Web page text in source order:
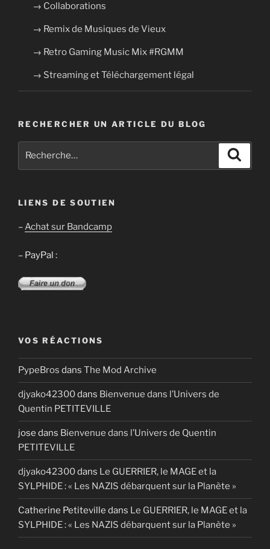
→ Collaborations
→ Remix de Musiques de Vieux
→ Retro Gaming Music Mix #RGMM
→ Streaming et Téléchargement légal
RECHERCHER UN ARTICLE DU BLOG
LIENS DE SOUTIEN
–Achat sur Bandcamp
– PayPal :
VOS RÉACTIONS
PypeBros dans The Mod Archive
djyako42300dans Bienvenue dans l’Univers de
Quentin PETITEVILLE
jose dans Bienvenue dans l’Univers de Quentin
PETITEVILLE
djyako42300dans Le GUERRIER, le MAGE et la
SYLPHIDE : « Les NAZIS débarquent sur la Planète »
Catherine Petiteville dans Le GUERRIER, le MAGE et la
SYLPHIDE : « Les NAZIS débarquent sur la Planète »